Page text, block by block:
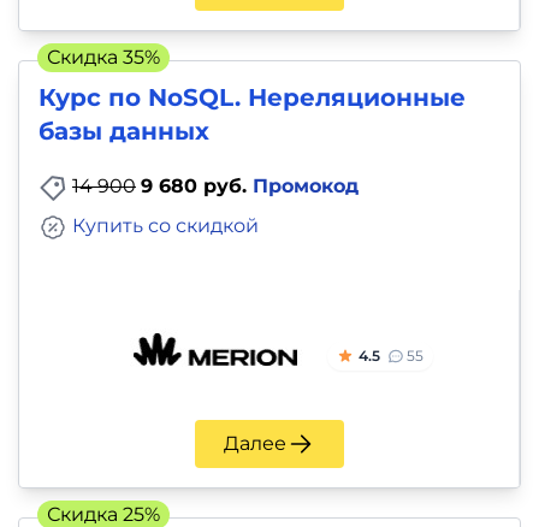
Курс по NoSQL. Нереляционные
базы данных
14 900 9 680 руб. Промокод
Купить со скидкой
4.5 55
Далее
Скидка 35%
Скидка 25%